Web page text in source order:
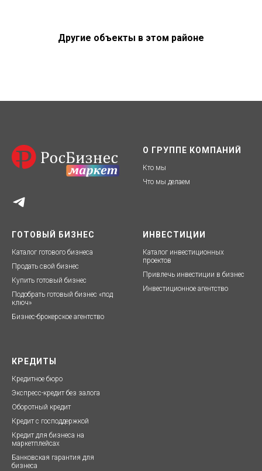
Другие объекты в этом районе
О ГРУППЕ КОМПАНИЙ
Кто мы
Что мы делаем
ГОТОВЫЙ БИЗНЕС
Каталог готового бизнеса
Продать свой бизнес
Купить готовый бизнес
Подобрать готовый бизнес «под
ключ»
Бизнес-брокерское агентство
ИНВЕСТИЦИИ
Каталог инвестиционных
проектов
Привлечь инвестиции в бизнес
Инвестиционное агентство
КРЕДИТЫ
Кредитное бюро
Экспресс-кредит без залога
Оборотный кредит
Кредит с господдержкой
Кредит для бизнеса на
маркетплейсах
Банковская гарантия для
бизнеса